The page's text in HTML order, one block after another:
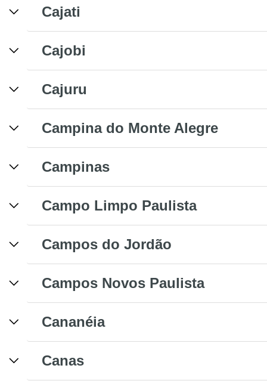
Cajati
Cajobi
Cajuru
Campina do Monte Alegre
Campinas
Campo Limpo Paulista
Campos do Jordão
Campos Novos Paulista
Cananéia
Canas